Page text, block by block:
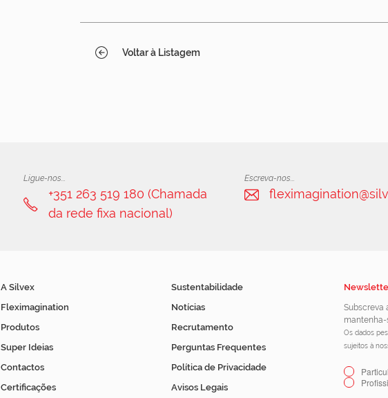
Voltar à Listagem
Ligue-nos...
+351 263 519 180 (Chamada
da rede fixa nacional)
Escreva-nos...
A Silvex
Fleximagination
Produtos
Super Ideias
Contactos
Certificações
Sustentabilidade
Notícias
Recrutamento
Perguntas Frequentes
Política de Privacidade
Avisos Legais
Subscreva
mantenha-
Os dados
sujeitos à